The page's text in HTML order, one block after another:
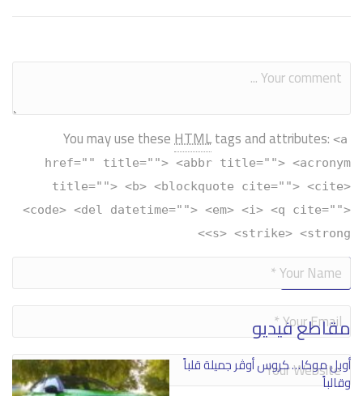
You may use theseHTMLtags and attributes: <a
href="" title=""> <abbr title=""> <acronym
title=""> <b> <blockquote cite=""> <cite>
<code> <del datetime=""> <em> <i> <q cite="">
<s> <strike> <strong>
Alternative:
مقاطع فيديو
أوبل موكا… كروس أوڤر جميلة قلباً
وقالباً